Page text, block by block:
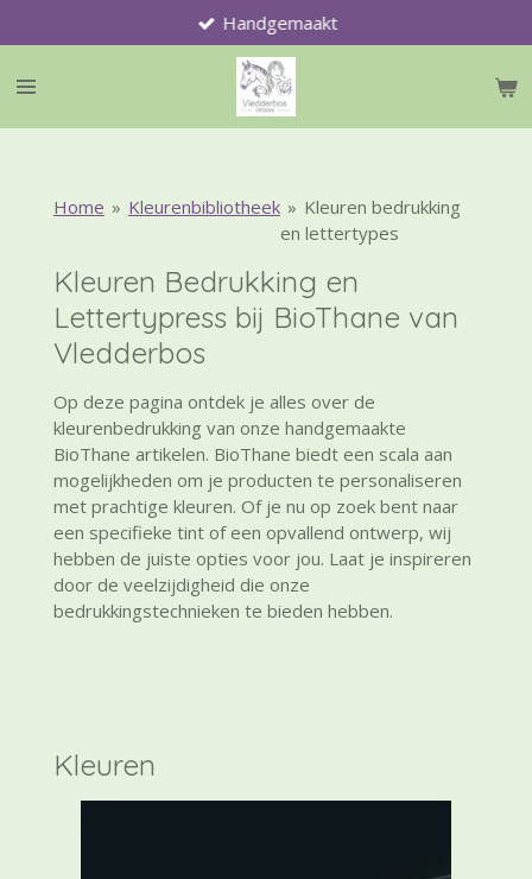
direct
naar
hoofdinhoud
Handgemaakt
Home » Kleurenbibliotheek » Kleuren bedrukking
en lettertypes
Kleuren Bedrukking en
Lettertypress bij BioThane van
Vledderbos
Op deze pagina ontdek je alles over de
kleurenbedrukking van onze handgemaakte
BioThane artikelen. BioThane biedt een scala aan
mogelijkheden om je producten te personaliseren
met prachtige kleuren. Of je nu op zoek bent naar
een specifieke tint of een opvallend ontwerp, wij
hebben de juiste opties voor jou. Laat je inspireren
door de veelzijdigheid die onze
bedrukkingstechnieken te bieden hebben.
Kleuren